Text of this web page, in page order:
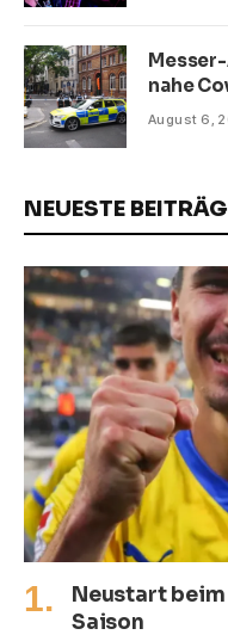
nahe
August 6,
NEUESTE
Neustart
Saison